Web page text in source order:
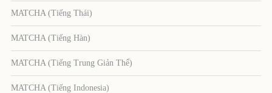
MATCHA (Tiếng Thái)
MATCHA (Tiếng Hàn)
MATCHA (Tiếng Trung Giản Thể)
MATCHA (Tiếng Indonesia)